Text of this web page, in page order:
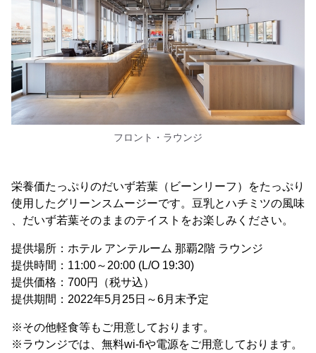
フロント・ラウンジ
栄養価たっぷりのだいず若葉（ビーンリーフ）をたっぷり
使用したグリーンスムージーです。豆乳とハチミツの風味
、だいず若葉そのままのテイストをお楽しみください。
提供場所：ホテル アンテルーム 那覇2階 ラウンジ
提供時間：11:00～20:00 (L/O 19:30)
提供価格：700円（税サ込）
提供期間：2022年5月25日～6月末予定
※その他軽食等もご用意しております。
※ラウンジでは、無料wi-fiや電源をご用意しております。